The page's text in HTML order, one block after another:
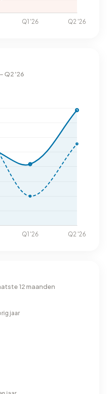
Q2 '26
12 maanden
jaar